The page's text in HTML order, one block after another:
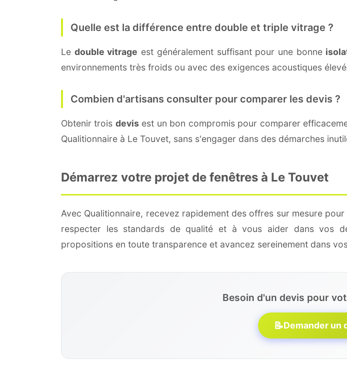
Quelle est la différence entre double et triple vitrage ?
Le double vitrage est généralement suffisant pour une bonne
environnements très froids ou avec des exigences acoustiques
Combien d'artisans consulter pour comparer les devis ?
Obtenir trois devisest un bon compromis pour comparer
Qualitionnaire à Le Touvet, sans s'engager dans des démarches
Démarrez votre projet de fenêtres à Le Touvet
Avec Qualitionnaire, recevez rapidement des offres sur mesure
respecter les standards de qualité et à vous aider dans vos
propositions en toute transparence et avancez sereinement dans
Besoin d'un devis pour
📝Demander un